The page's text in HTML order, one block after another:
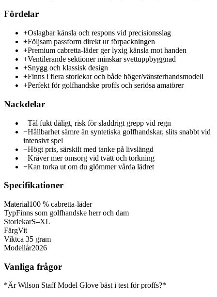
Fördelar
+Oslagbar känsla och respons vid precisionsslag
+Följsam passform direkt ur förpackningen
+Premium cabretta-läder ger lyxig känsla mot handen
+Ventilerande sektioner minskar svettuppbyggnad
+Snygg och klassisk design
+Finns i flera storlekar och både höger/vänsterhandsmodell
+Perfekt för golfhandske proffs och seriösa amatörer
Nackdelar
−Tål fukt dåligt, risk för sladdrigt grepp vid regn
−Hållbarhet sämre än syntetiska golfhandskar, slits snabbt vid
intensivt spel
−Högt pris, särskilt med tanke på livslängd
−Kräver mer omsorg vid tvätt och torkning
−Kan torka ut om du glömmer vårda lädret
Specifikationer
Material100 % cabretta-läder
TypFinns som golfhandske herr och dam
StorlekarS–XL
FärgVit
Viktca 35 gram
Modellår2026
Vanliga frågor
*Är Wilson Staff Model Glove bäst i test för proffs?*